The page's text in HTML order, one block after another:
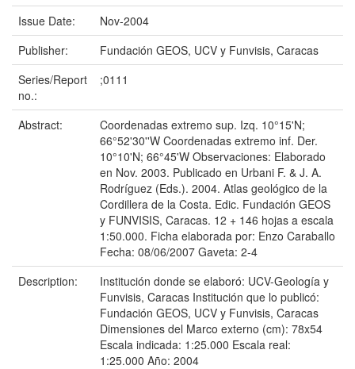
Issue Date:
Nov-2004
Publisher:
Fundación GEOS, UCV y Funvisis, Caracas
Series/Report
no.:
;0111
Abstract:
Coordenadas extremo sup. Izq. 10°15'N;
66°52'30''W Coordenadas extremo inf. Der.
10°10'N; 66°45'W Observaciones: Elaborado
en Nov. 2003. Publicado en Urbani F. & J. A.
Rodríguez (Eds.). 2004. Atlas geológico de la
Cordillera de la Costa. Edic. Fundación GEOS
y FUNVISIS, Caracas. 12 + 146 hojas a escala
1:50.000. Ficha elaborada por: Enzo Caraballo
Fecha: 08/06/2007 Gaveta: 2-4
Description:
Institución donde se elaboró: UCV-Geología y
Funvisis, Caracas Institución que lo publicó:
Fundación GEOS, UCV y Funvisis, Caracas
Dimensiones del Marco externo (cm): 78x54
Escala indicada: 1:25.000 Escala real:
1:25.000 Año: 2004